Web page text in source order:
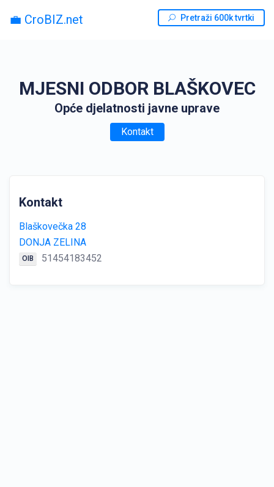
💼 CroBIZ.net Pretraži 600k tvrtki
MJESNI ODBOR BLAŠKOVEC
Opće djelatnosti javne uprave
Kontakt
Kontakt
Blaškovečka 28
DONJA ZELINA
OIB 51454183452